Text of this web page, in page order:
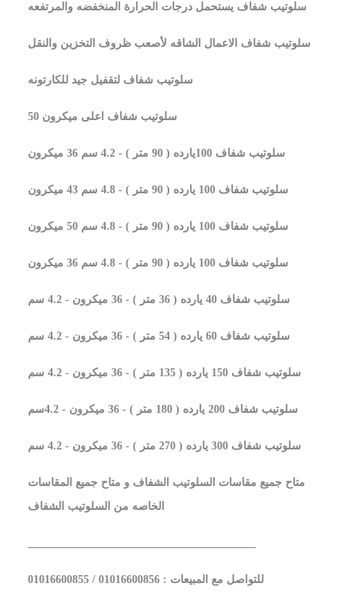
سلوتيب شفاف يستحمل درجات الحرارة المنخفضه والمرتفعه
سلوتيب شفاف الاعمال الشاقه لأصعب ظروف التخزين والنقل
سلوتيب شفاف لتقفيل جيد للكارتونه
سلوتيب شفاف اعلى ميكرون 50
سلوتيب شفاف 100يارده ( 90 متر ) - 4.2 سم 36 ميكرون
سلوتيب شفاف 100 يارده ( 90 متر ) - 4.8 سم 43 ميكرون
سلوتيب شفاف 100 يارده ( 90 متر ) - 4.8 سم 50 ميكرون
سلوتيب شفاف 100 يارده ( 90 متر ) - 4.8 سم 36 ميكرون
سلوتيب شفاف 40 يارده ( 36 متر ) - 36 ميكرون - 4.2 سم
سلوتيب شفاف 60 يارده ( 54 متر ) - 36 ميكرون - 4.2 سم
سلوتيب شفاف 150 يارده ( 135 متر ) - 36 ميكرون - 4.2 سم
سلوتيب شفاف 200 يارده ( 180 متر ) - 36 ميكرون - 4.2سم
سلوتيب شفاف 300 يارده ( 270 متر ) - 36 ميكرون - 4.2 سم
متاح جميع مقاسات السلوتيب الشفاف و متاح جميع المقاسات
الخاصه من السلوتيب الشفاف
للتواصل مع المبيعات : 01016600856 / 01016600855